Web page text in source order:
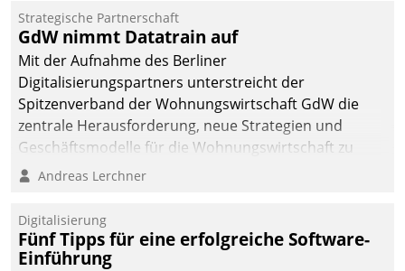
Datatrain ermöglicht
automatisiert ausgelöste,
zielgerichtete
Mieterbefragungen – eine
starke Grundlage für
intelligente,
Entscheidungen.
Strategische Partnerschaft
GdW nimmt Datatrain auf
Mit der Aufnahme des Berliner
Digitalisierungspartners unterstreicht der
Spitzenverband der Wohnungswirtschaft GdW die
zentrale Herausforderung, neue Strategien und
Geschäftsmodelle für die Wohnungswirtschaft zu
entwickeln.
Andreas Lerchner
Digitalisierung
Fünf Tipps für eine erfolgreiche Software-
Einführung